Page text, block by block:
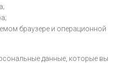
браузере и операционной
данные, которые вы